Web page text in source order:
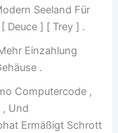
Seeland Für
Deuce ] [ Trey ] .
Einzahlung
.
Computercode ,
, Und
Ermäßigt Schrott